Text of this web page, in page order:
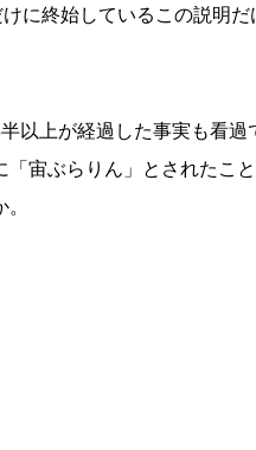
に終始しているこの説明だ
以上が経過した事実も看過
宙ぶらりん」とされたこ